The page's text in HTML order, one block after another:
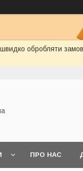
обробляти
ПРО НАС